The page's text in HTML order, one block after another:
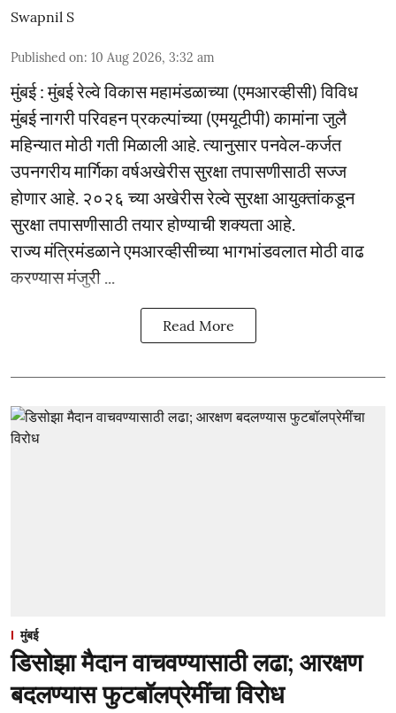
Swapnil S
Published on: 10 Aug 2026, 3:32 am
मुंबई : मुंबई रेल्वे विकास महामंडळाच्या (एमआरव्हीसी) विविध
मुंबई नागरी परिवहन प्रकल्पांच्या (एमयूटीपी) कामांना जुलै
महिन्यात मोठी गती मिळाली आहे. त्यानुसार पनवेल-कर्जत
उपनगरीय मार्गिका वर्षअखेरीस सुरक्षा तपासणीसाठी सज्ज
होणार आहे. २०२६ च्या अखेरीस रेल्वे सुरक्षा आयुक्तांकडून
सुरक्षा तपासणीसाठी तयार होण्याची शक्यता आहे.
राज्य मंत्रिमंडळाने एमआरव्हीसीच्या भागभांडवलात मोठी वाढ
करण्यास मंजुरी ...
Read More
मुंबई
डिसोझा मैदान वाचवण्यासाठी लढा; आरक्षण
बदलण्यास फुटबॉलप्रेमींचा विरोध